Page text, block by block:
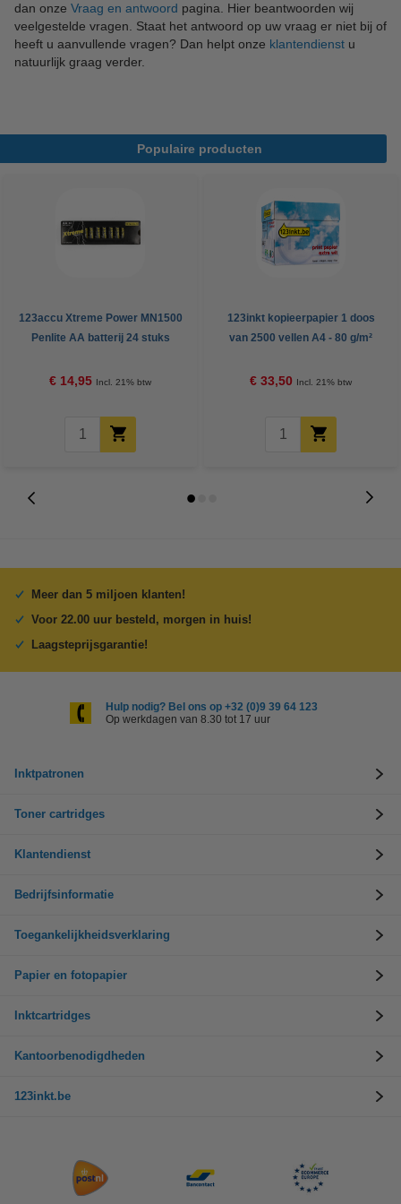
dan onze Vraag en antwoord pagina. Hier beantwoorden wij
veelgestelde vragen. Staat het antwoord op uw vraag er niet bij of
heeft u aanvullende vragen? Dan helpt onze klantendienst u
natuurlijk graag verder.
Populaire producten
123accu Xtreme Power MN1500
Penlite AA batterij 24 stuks
€ 14,95 Incl. 21% btw
123inkt kopieerpapier 1 doos
van 2500 vellen A4 - 80 g/m²
€ 33,50 Incl. 21% btw
Meer dan 5 miljoen klanten!
Voor 22.00 uur besteld, morgen in huis!
Laagsteprijsgarantie!
Hulp nodig? Bel ons op +32 (0)9 39 64 123
Op werkdagen van 8.30 tot 17 uur
Inktpatronen
Toner cartridges
Klantendienst
Bedrijfsinformatie
Toegankelijkheidsverklaring
Papier en fotopapier
Inktcartridges
Kantoorbenodigdheden
123inkt.be